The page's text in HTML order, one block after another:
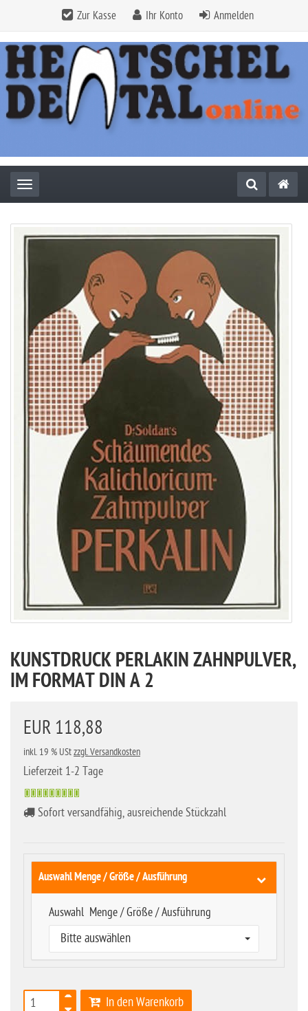
Zur Kasse Ihr Konto Anmelden
Toggle navigation
KUNSTDRUCK PERLAKIN ZAHNPULVER,
IM FORMAT DIN A 2
EUR 118,88
inkl. 19 % UStzzgl. Versandkosten
Lieferzeit 1-2 Tage
Sofort versandfähig, ausreichende Stückzahl
Auswahl Menge / Größe / Ausführung
Auswahl Menge / Größe / Ausführung
Bitte auswählen
In den Warenkorb